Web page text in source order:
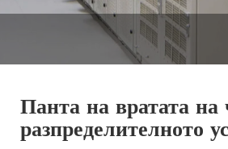
Панта на вратата
разпределителното